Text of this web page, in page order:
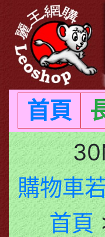
首頁
購物車
首頁